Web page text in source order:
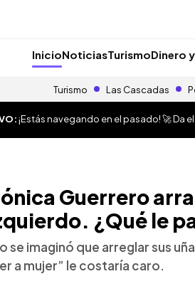
InicioNoticiasTurismoDinero
Turismo Las Cascadas
¡Estás navegando en el pasado! 🚀 Da
Guerrero
¿Qué le
se imaginó que arreglar sus
a mujer” le costaría caro.